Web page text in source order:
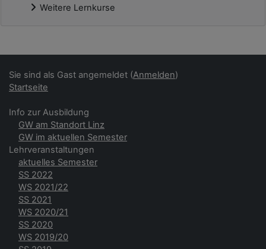
Weitere Lernkurse
Ergänzungsblöcke
Sie sind als Gast angemeldet (Anmelden)
Startseite
Info zur Ausbildung
GW am Standort Linz
GW im aktuellen Semester
Lehrveranstaltungen
aktuelles Semester
SS 2022
WS 2021/22
SS 2021
WS 2020/21
SS 2020
WS 2019/20